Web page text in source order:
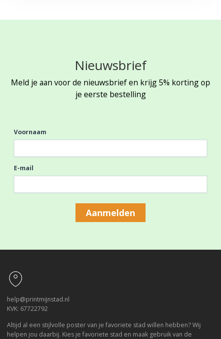
Nieuwsbrief
Meld je aan voor de nieuwsbrief en krijg 5% korting op
je eerste bestelling
Voornaam
E-mail
Aanmelden
help@printmijnstad.nl
KVK: 67722792
Altijd al een stijlvolle poster van je favoriete stad willen hebben? Wij
helpen jou daarbij. Kies je favoriete stad en maak gebruik van de